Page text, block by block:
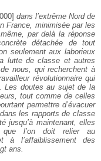
dans l’extrême Nord de
France, minimisée par les
par delà la réponse
détachée de tout
seulement aux laborieux
lutte de classe et autres
nous, qui recherchent à
révolutionnaire qui
Les doutes au sujet de la
tout comme de celles
permettre d’évacuer
les rapports de classe
jusqu’à maintenant, elles
que l’on doit relier au
à l’affaiblissement des
ans.